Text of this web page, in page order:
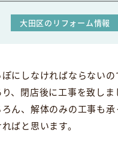
大田区のリフォーム情報
にしなければならない
、閉店後に工事を致しま
ん、解体のみの工事も承
ばと思います。